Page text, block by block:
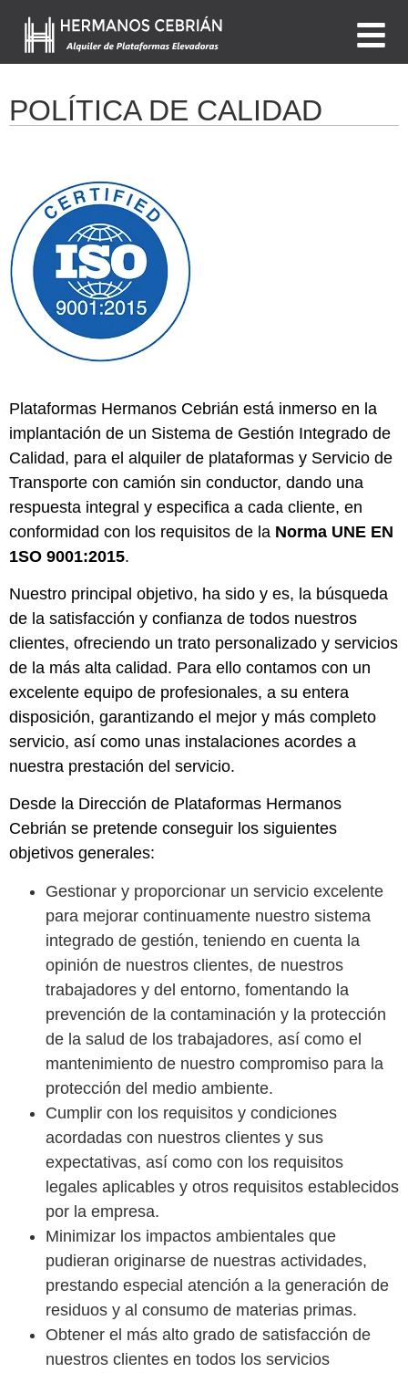
POLÍTICA DE CALIDAD
Plataformas Hermanos Cebrián está inmerso en la
implantación de un Sistema de Gestión Integrado de
Calidad, para el alquiler de plataformas y Servicio de
Transporte con camión sin conductor, dando una
respuesta integral y especifica a cada cliente, en
conformidad con los requisitos de la Norma UNE EN
1SO 9001:2015.
Nuestro principal objetivo, ha sido y es, la búsqueda
de la satisfacción y confianza de todos nuestros
clientes, ofreciendo un trato personalizado y servicios
de la más alta calidad. Para ello contamos con un
excelente equipo de profesionales, a su entera
disposición, garantizando el mejor y más completo
servicio, así como unas instalaciones acordes a
nuestra prestación del servicio.
Desde la Dirección de Plataformas Hermanos
Cebrián se pretende conseguir los siguientes
objetivos generales:
Gestionar y proporcionar un servicio excelente
para mejorar continuamente nuestro sistema
integrado de gestión, teniendo en cuenta la
opinión de nuestros clientes, de nuestros
trabajadores y del entorno, fomentando la
prevención de la contaminación y la protección
de la salud de los trabajadores, así como el
mantenimiento de nuestro compromiso para la
protección del medio ambiente.
Cumplir con los requisitos y condiciones
acordadas con nuestros clientes y sus
expectativas, así como con los requisitos
legales aplicables y otros requisitos establecidos
por la empresa.
Minimizar los impactos ambientales que
pudieran originarse de nuestras actividades,
prestando especial atención a la generación de
residuos y al consumo de materias primas.
Obtener el más alto grado de satisfacción de
nuestros clientes en todos los servicios